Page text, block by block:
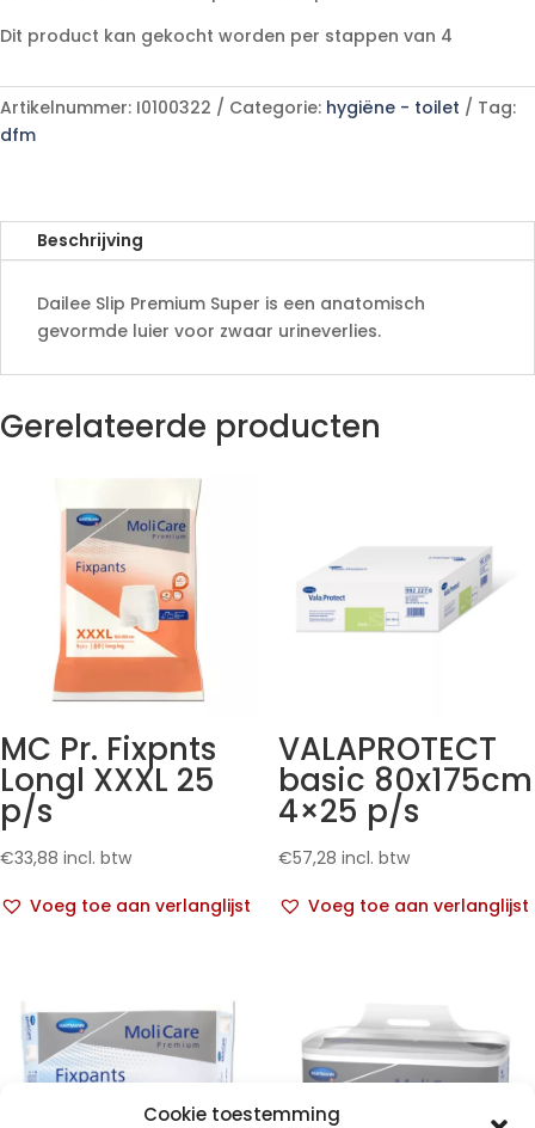
Cookie toestemming
30
aantal
t
r
n
e
Dit product kan gekocht worden per stappen van 4
Artikelnummer: I0100322 Categorie: hygiëne - toilet
Tag:
dfm
Beschrijving
Dailee Slip Premium Super is een anatomisch
gevormde luier voor zwaar urineverlies.
Gerelateerde producten
MC Pr. Fixpnts
Longl XXXL 25
p/s
€33,88 incl. btw
Voeg toe aan verlanglijst
VALAPROTECT
basic 80x175cm
4×25 p/s
€57,28 incl. btw
Voeg toe aan verlanglijst